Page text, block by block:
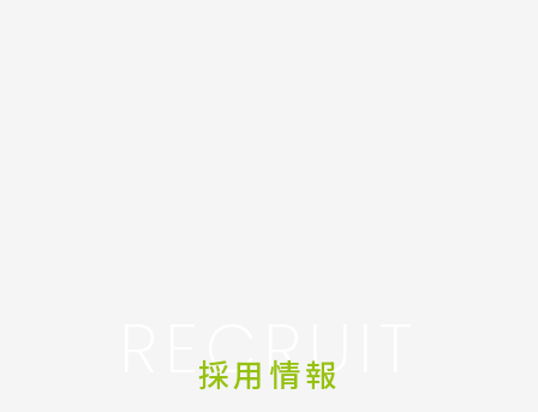
RECRUIT
採用情報